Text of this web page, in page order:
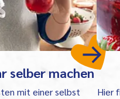
selber machen
mit einer selbst
Hier